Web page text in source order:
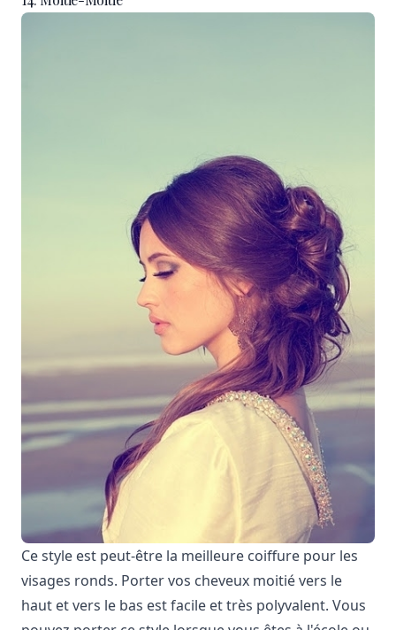
Ce style est peut-être la meilleure coiffure pour les
visages ronds. Porter vos cheveux moitié vers le
haut et vers le bas est facile et très polyvalent. Vous